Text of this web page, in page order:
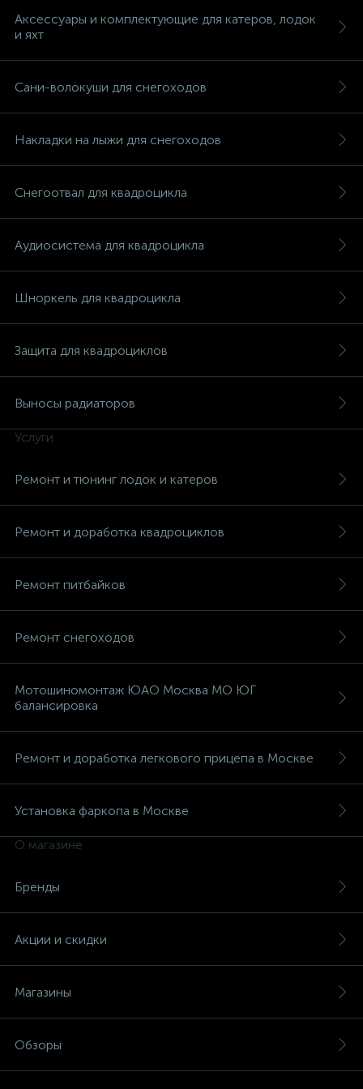
Аксессуары и комплектующие для катеров, лодок
и яхт
Сани-волокуши для снегоходов
Накладки на лыжи для снегоходов
Снегоотвал для квадроцикла
Аудиосистема для квадроцикла
Шноркель для квадроцикла
Защита для квадроциклов
Выносы радиаторов
Услуги
Ремонт и тюнинг лодок и катеров
Ремонт и доработка квадроциклов
Ремонт питбайков
Ремонт снегоходов
Мотошиномонтаж ЮАО Москва МО ЮГ
балансировка
Ремонт и доработка легкового прицепа в Москве
Установка фаркопа в Москве
О магазине
Бренды
Акции и скидки
Магазины
Обзоры